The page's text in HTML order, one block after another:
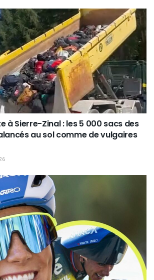
à Sierre-Zinal : les 5 000 sacs des
au sol comme de vulgaires